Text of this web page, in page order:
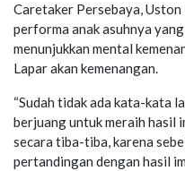
Caretaker Persebaya,
performa anak asuhnya
menunjukkan mental
Lapar akan kemenangan.
“Sudah tidak ada kata-kata
berjuang untuk meraih hasil
secara tiba-tiba, karena
pertandingan dengan hasil